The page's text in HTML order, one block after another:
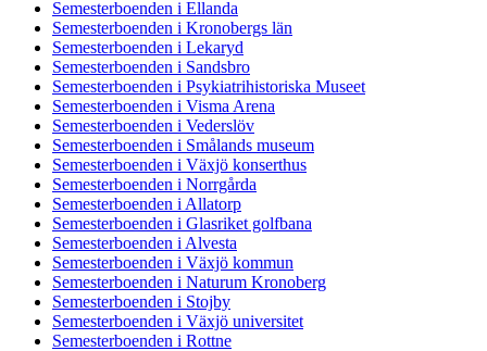
Semesterboenden i Ellanda
Semesterboenden i Kronobergs län
Semesterboenden i Lekaryd
Semesterboenden i Sandsbro
Semesterboenden i Psykiatrihistoriska Museet
Semesterboenden i Visma Arena
Semesterboenden i Vederslöv
Semesterboenden i Smålands museum
Semesterboenden i Växjö konserthus
Semesterboenden i Norrgårda
Semesterboenden i Allatorp
Semesterboenden i Glasriket golfbana
Semesterboenden i Alvesta
Semesterboenden i Växjö kommun
Semesterboenden i Naturum Kronoberg
Semesterboenden i Stojby
Semesterboenden i Växjö universitet
Semesterboenden i Rottne